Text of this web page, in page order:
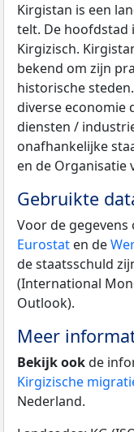
Kirgistan is een
telt. De hoofdstad
Kirgizisch.
bekend om zijn
historische
diverse economie
diensten /
onafhankelijke
en de Organisatie
Gebruikte
Voor de gegevens
Eurostat en de
de staatsschuld
(International
Outlook).
Meer
Bekijk ookde
Kirgizische
Nederland.